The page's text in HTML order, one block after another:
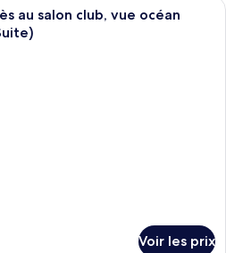
au salon club, vue océan
Voir les prix